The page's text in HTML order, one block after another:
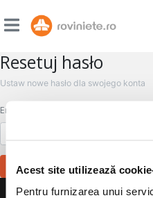
Acest site utilizează
Pentru furnizarea unui
Resetuj hasło
Ustaw nowe hasło dla swojego konta
Email
Zresetowano